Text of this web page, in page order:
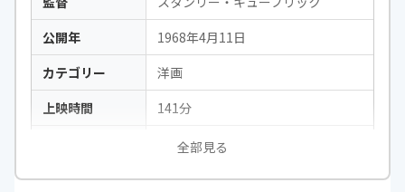
公開年
1968年4月11日
カテゴリー
洋画
上映時間
141分
キア・デュリアほか
全部見る